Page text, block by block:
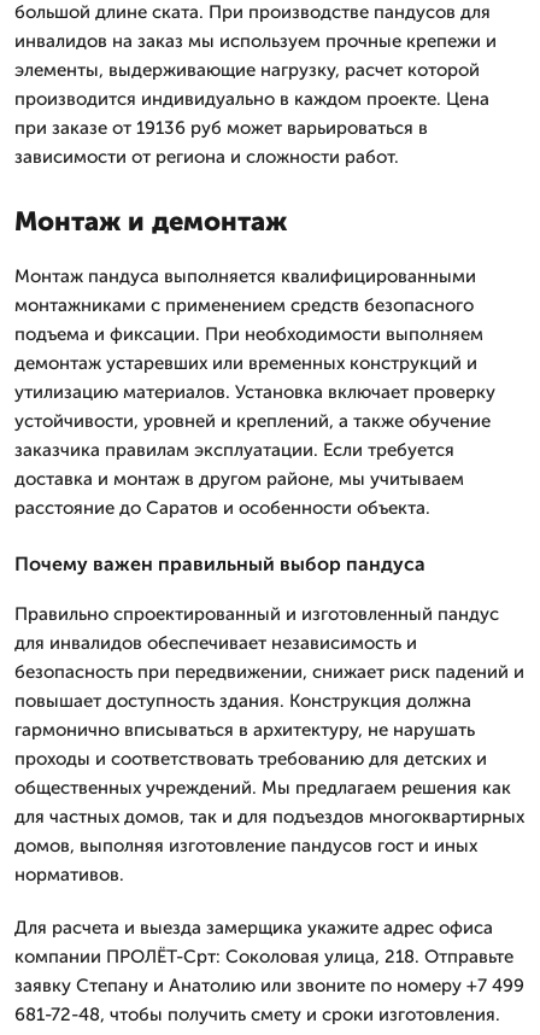
большой длине ската. При производстве пандусов для
инвалидов на заказ мы используем прочные крепежи и
элементы, выдерживающие нагрузку, расчет которой
производится индивидуально в каждом проекте. Цена
при заказе от 19136 руб может варьироваться в
зависимости от региона и сложности работ.
Монтаж и демонтаж
Монтаж пандуса выполняется квалифицированными
монтажниками с применением средств безопасного
подъема и фиксации. При необходимости выполняем
демонтаж устаревших или временных конструкций и
утилизацию материалов. Установка включает проверку
устойчивости, уровней и креплений, а также обучение
заказчика правилам эксплуатации. Если требуется
доставка и монтаж в другом районе, мы учитываем
расстояние до Саратов и особенности объекта.
Почему важен правильный выбор пандуса
Правильно спроектированный и изготовленный пандус
для инвалидов обеспечивает независимость и
безопасность при передвижении, снижает риск падений и
повышает доступность здания. Конструкция должна
гармонично вписываться в архитектуру, не нарушать
проходы и соответствовать требованию для детских и
общественных учреждений. Мы предлагаем решения как
для частных домов, так и для подъездов многоквартирных
домов, выполняя изготовление пандусов гост и иных
нормативов.
Для расчета и выезда замерщика укажите адрес офиса
компании ПРОЛЁТ-Срт: Соколовая улица, 218. Отправьте
заявку Степану и Анатолию или звоните по номеру +7 499
681-72-48, чтобы получить смету и сроки изготовления.